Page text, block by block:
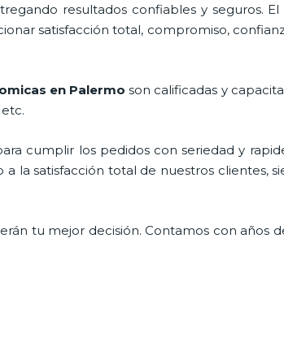
resultados confiables y seguros.
satisfacción total, compromiso,
en Palermoson calificadas y
cumplir los pedidos con seriedad y
la satisfacción total de nuestros clientes,
tu mejor decisión. Contamos con años